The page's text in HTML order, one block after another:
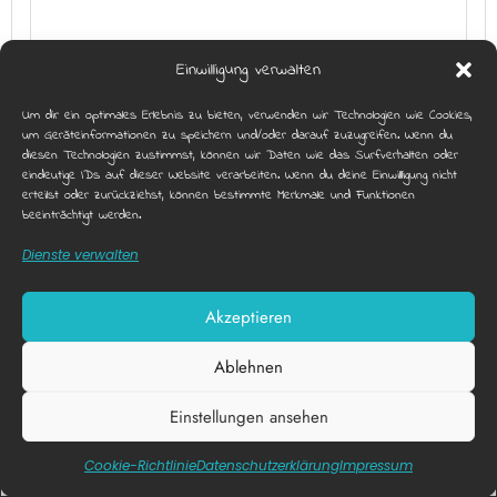
Einwilligung verwalten
Um dir ein optimales Erlebnis zu bieten, verwenden wir Technologien wie Cookies,
um Geräteinformationen zu speichern und/oder darauf zuzugreifen. Wenn du
diesen Technologien zustimmst, können wir Daten wie das Surfverhalten oder
eindeutige IDs auf dieser Website verarbeiten. Wenn du deine Einwillligung nicht
erteilst oder zurückziehst, können bestimmte Merkmale und Funktionen
beeinträchtigt werden.
Dienste verwalten
Akzeptieren
Ablehnen
Einstellungen ansehen
Cookie-RichtlinieDatenschutz­erklärungImpressum
SPIELEABEND MIT VERSCHIEDENEN
Diese Webseite nutzt funktionale Cookies. X
Akzeptieren Datenschutzerklärung